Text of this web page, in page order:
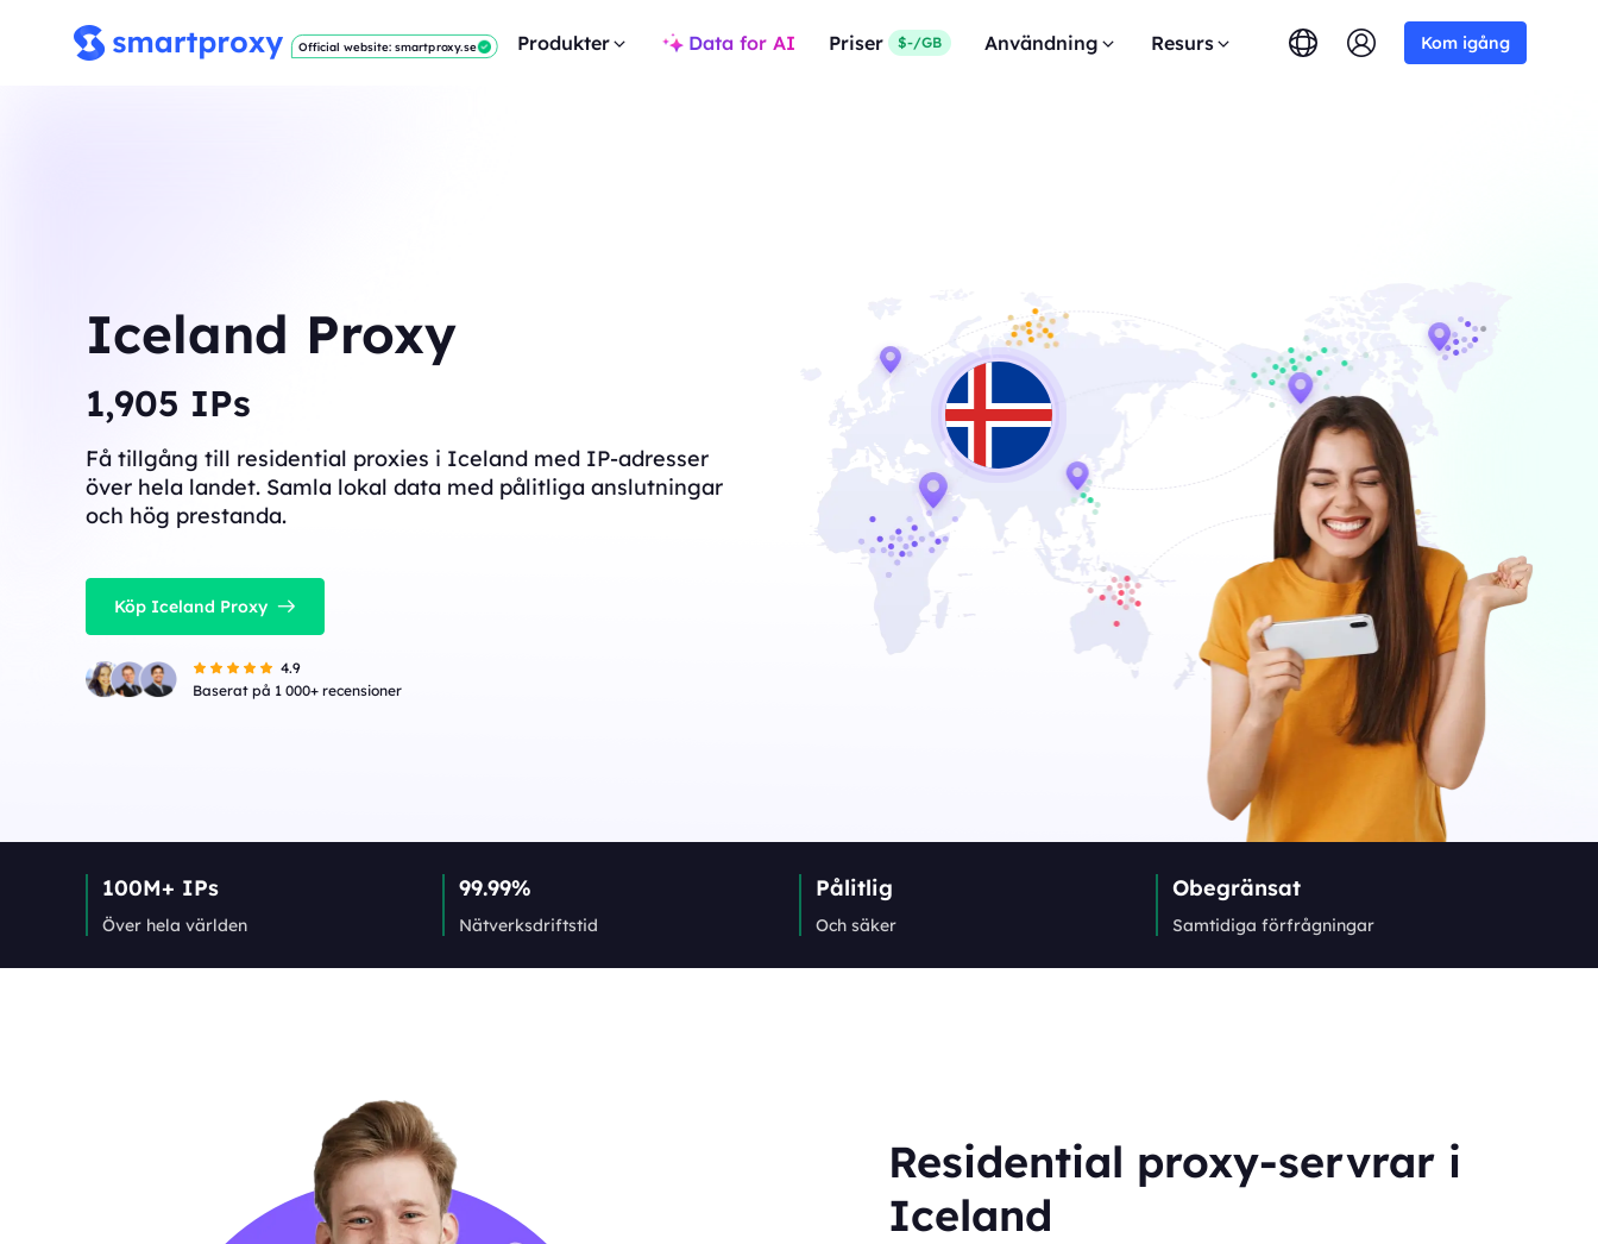
Official website: smartproxy.se Produkter Data for AI Priser $-/GB Användning Resurs Kom igång
Iceland Proxy
1,915IPs
Få tillgång till residential proxies i Iceland med IP-adresser
över hela landet. Samla lokal data med pålitliga anslutningar
och hög prestanda.
Köp Iceland Proxy
4.9
Baserat på 1 000+ recensioner
100M+ IPs
Över hela världen
99.99%
Nätverks­driftstid
Pålitlig
Och säker
Obegränsat
Samtidiga förfrågningar
Residential proxy-servrar i
Iceland